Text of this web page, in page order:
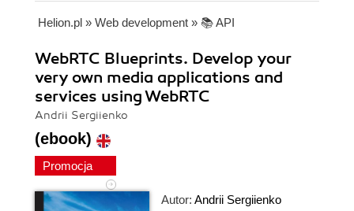
Helion.pl » Web development » 📚 API
WebRTC Blueprints. Develop your
very own media applications and
services using WebRTC
Andrii Sergiienko
(ebook)
Promocja
Autor: Andrii Sergiienko